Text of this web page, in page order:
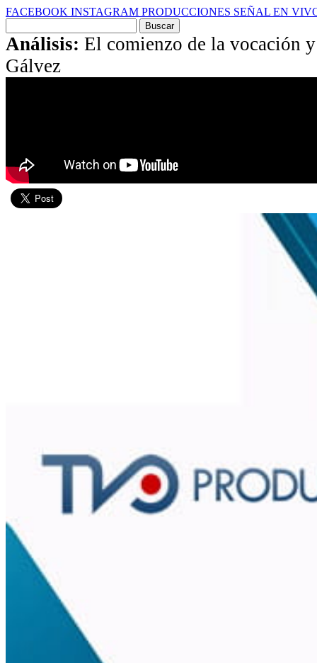
FACEBOOK INSTAGRAM PRODUCCIONES SEÑAL EN
por:
Análisis: El comienzo de la vocación
Gálvez